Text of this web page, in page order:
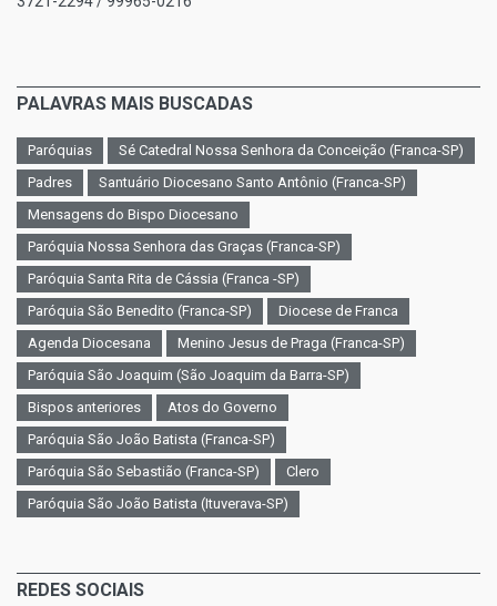
PALAVRAS MAIS BUSCADAS
Paróquias
Sé Catedral Nossa Senhora da Conceição (Franca-SP)
Padres
Santuário Diocesano Santo Antônio (Franca-SP)
Mensagens do Bispo Diocesano
Paróquia Nossa Senhora das Graças (Franca-SP)
Paróquia Santa Rita de Cássia (Franca -SP)
Paróquia São Benedito (Franca-SP)
Diocese de Franca
Agenda Diocesana
Menino Jesus de Praga (Franca-SP)
Paróquia São Joaquim (São Joaquim da Barra-SP)
Bispos anteriores
Atos do Governo
Paróquia São João Batista (Franca-SP)
Paróquia São Sebastião (Franca-SP)
Clero
Paróquia São João Batista (Ituverava-SP)
REDES SOCIAIS